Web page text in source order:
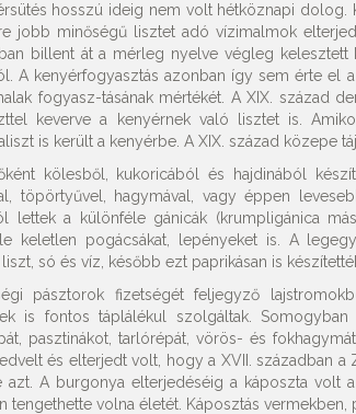
hosszú ideig nem volt hétköznapi dolog.
jobb minőségű lisztet adó vízimalmok
billent át a mérleg nyelve végleg kelesztett
A kenyérfogyasztás azonban így sem érte el
fogyasz-tásának mértékét. A XIX. század
keverve a kenyérnek való lisztet is.
is került a kenyérbe. A XIX. század közepe
kölesből, kukoricából és hajdinából
töpörtyűvel, hagymával, vagy éppen
lettek a különféle gánicák (krumpligánica
keletlen pogácsákat, lepényeket is. A
só és víz, később ezt paprikásan is
pásztorok fizetségét feljegyző
is fontos táplálékul szolgáltak.
pasztinákot, tarlórépát, vörös- és
és elterjedt volt, hogy a XVII. században
azt. A burgonya elterjedéséig a káposzta
tengethette volna életét. Káposztás vermekben,